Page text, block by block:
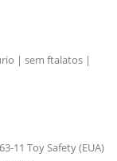
| sem ftalatos |
11 Toy Safety (EUA)